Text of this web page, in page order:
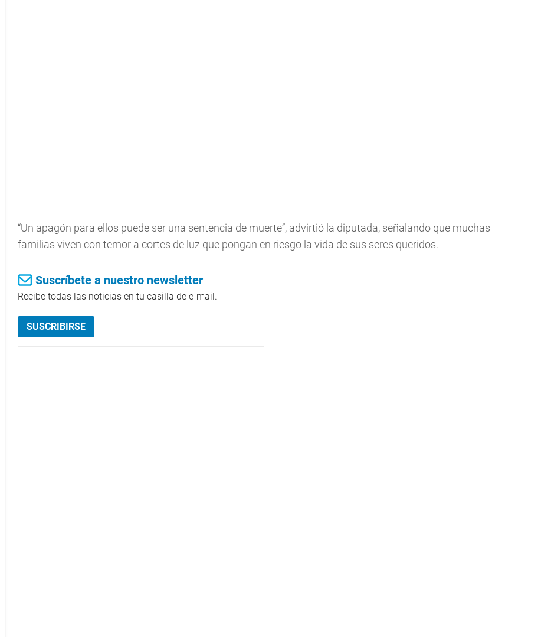
“Un apagón para ellos puede ser una sentencia de muerte”, advirtió la diputada, señalando que muchas
familias viven con temor a cortes de luz que pongan en riesgo la vida de sus seres queridos.
Suscríbete a nuestro newsletter
Recibe todas las noticias en tu casilla de e-mail.
SUSCRIBIRSE